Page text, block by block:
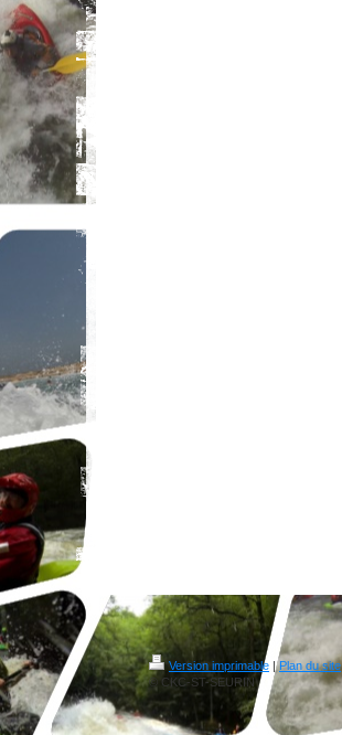
Version imprimable | Plan du site
© CKC-ST-SEURIN